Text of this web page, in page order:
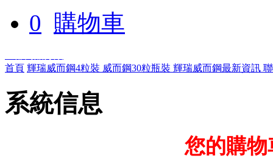
0 購物車
首頁 輝瑞威而鋼4粒裝 威而鋼30粒瓶裝 輝瑞威而鋼最新資訊
系統信息
您的購